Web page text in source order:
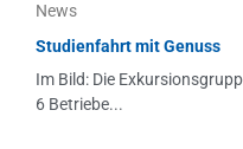
News
Studienfahrt mit Genuss
Im Bild: Die
6 Betriebe...